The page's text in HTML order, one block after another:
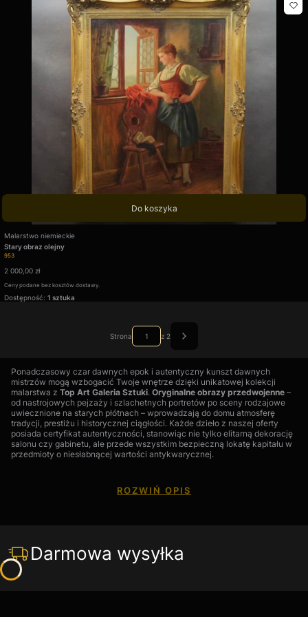
Do koszyka
Kod produktu
953
Stary obraz olejny
Producent
Malarstwo niemieckie
Cena
2 000,00 zł
Ceny podane bez kosztów dostawy.
Dostępność: 1 sztuka
Strona z 2
Ponadczasowy czar dawnych epok i autentyczny kunszt dawnych
mistrzów mogą wzbogacić Twoje wnętrze dzięki unikatowej kolekcji
malarstwa z Top Art Galeria Sztuki. Oryginalne obrazy przedwojenne –
od nastrojowych pejzaży i szlachetnych portretów po sceny rodzajowe
uwiecznione na starych płótnach – wprowadzają do domu atmosferę
tradycji, prestiżu i historycznej ciągłości. Każde dzieło z naszej oferty
posiada certyfikat autentyczności, stanowiąc nie tylko elitarną dekorację
salonu czy gabinetu, ale przede wszystkim bezpieczną lokatę kapitału w
przedmioty o niesłabnącej wartości antykwarycznej.
Co decyduje o wyjątkowej wartości malarstwa przedwojennego
ROZWIŃ OPIS
Darmowa wysyłka